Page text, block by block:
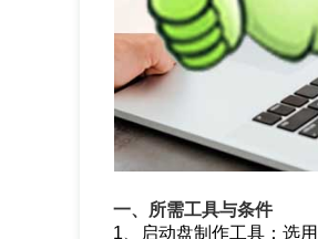
一、所需工具与条件
1、启动盘制作工具：选用